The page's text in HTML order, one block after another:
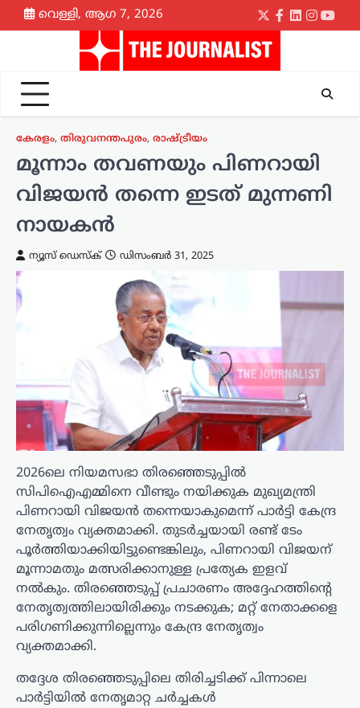
Skip
to
വെള്ളി, ആഗ 7, 2026
Twitter
Facebook
LinkedIn
കേരളം, തിരുവനന്തപുരം, രാഷ്ട്രീയം
മൂന്നാം തവണയും പിണറായി
വിജയൻ തന്നെ ഇടത് മുന്നണി
നായകൻ
ന്യൂസ് ഡെസ്ക് ഡിസംബർ 31, 2025
2026ലെ നിയമസഭാ തിരഞ്ഞെടുപ്പിൽ
സിപിഐഎമ്മിനെ വീണ്ടും നയിക്കുക മുഖ്യമന്ത്രി
പിണറായി വിജയൻ തന്നെയാകുമെന്ന് പാർട്ടി കേന്ദ്ര
നേതൃത്വം വ്യക്തമാക്കി. തുടർച്ചയായി രണ്ട് ടേം
പൂർത്തിയാക്കിയിട്ടുണ്ടെങ്കിലും, പിണറായി വിജയന്
മൂന്നാമതും മത്സരിക്കാനുള്ള പ്രത്യേക ഇളവ്
നൽകും. തിരഞ്ഞെടുപ്പ് പ്രചാരണം അദ്ദേഹത്തിന്റെ
നേതൃത്വത്തിലായിരിക്കും നടക്കുക; മറ്റ് നേതാക്കളെ
പരിഗണിക്കുന്നില്ലെന്നും കേന്ദ്ര നേതൃത്വം
വ്യക്തമാക്കി.
തദ്ദേശ തിരഞ്ഞെടുപ്പിലെ തിരിച്ചടിക്ക് പിന്നാലെ
പാർട്ടിയിൽ നേതൃമാറ്റ ചർച്ചകൾ